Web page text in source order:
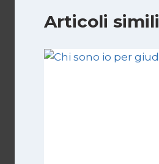
Articoli simili